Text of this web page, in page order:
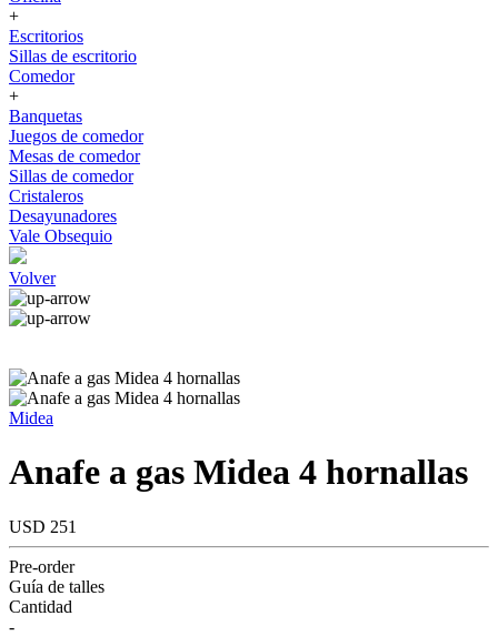
+
Escritorios
Sillas de escritorio
Comedor
+
Banquetas
Juegos de comedor
Mesas de comedor
Sillas de comedor
Cristaleros
Desayunadores
Vale Obsequio
Volver
Midea
Anafe a gas Midea 4 hornallas
USD 251
Pre-order
Guía de talles
Cantidad
-